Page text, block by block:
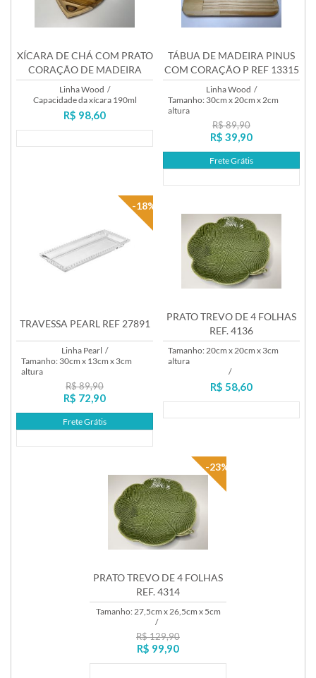
XÍCARA DE CHÁ COM PRATO
CORAÇÃO DE MADEIRA
TECA REF 13214
Linha Wood /
Capacidade da xícara 190ml
R$ 98,60
TÁBUA DE MADEIRA PINUS
COM CORAÇÃO P REF 13315
Linha Wood /
Tamanho: 30cm x 20cm x 2cm
altura
R$ 89,90
R$ 39,90
Frete Grátis
-18%
TRAVESSA PEARL REF 27891
Linha Pearl /
Tamanho: 30cm x 13cm x 3cm
altura
R$ 89,90
R$ 72,90
Frete Grátis
PRATO TREVO DE 4 FOLHAS
REF. 4136
Tamanho: 20cm x 20cm x 3cm
altura
/
R$ 58,60
-23%
PRATO TREVO DE 4 FOLHAS
REF. 4314
Tamanho: 27,5cm x 26,5cm x 5cm
/
R$ 129,90
R$ 99,90